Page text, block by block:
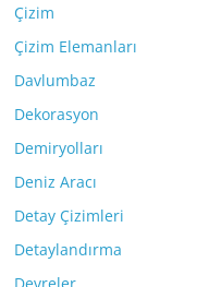
Çizim
Çizim Elemanları
Davlumbaz
Dekorasyon
Demiryolları
Deniz Aracı
Detay Çizimleri
Detaylandırma